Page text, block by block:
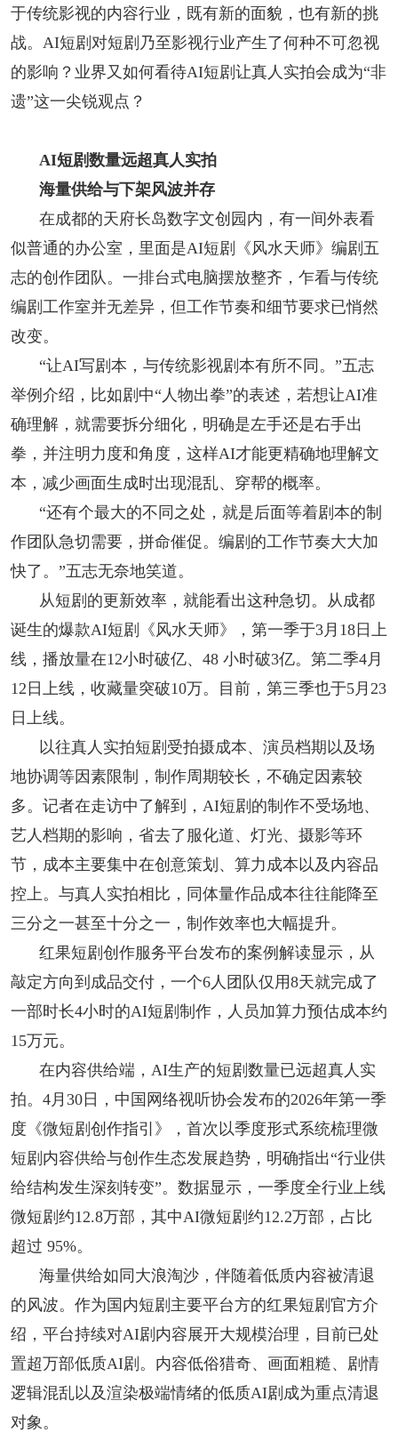
四川文学 星星诗刊 当代文坛 四川作家报
公告公示
人事考试
专题专栏
于传统影视的内容行业，既有新的面貌，也有新的挑
战。AI短剧对短剧乃至影视行业产生了何种不可忽视
的影响？业界又如何看待AI短剧让真人实拍会成为“非
遗”这一尖锐观点？
AI短剧数量远超真人实拍
海量供给与下架风波并存
在成都的天府长岛数字文创园内，有一间外表看
似普通的办公室，里面是AI短剧《风水天师》编剧五
志的创作团队。一排台式电脑摆放整齐，乍看与传统
编剧工作室并无差异，但工作节奏和细节要求已悄然
改变。
“让AI写剧本，与传统影视剧本有所不同。”五志
举例介绍，比如剧中“人物出拳”的表述，若想让AI准
确理解，就需要拆分细化，明确是左手还是右手出
拳，并注明力度和角度，这样AI才能更精确地理解文
本，减少画面生成时出现混乱、穿帮的概率。
“还有个最大的不同之处，就是后面等着剧本的制
作团队急切需要，拼命催促。编剧的工作节奏大大加
快了。”五志无奈地笑道。
从短剧的更新效率，就能看出这种急切。从成都
诞生的爆款AI短剧《风水天师》，第一季于3月18日上
线，播放量在12小时破亿、48 小时破3亿。第二季4月
12日上线，收藏量突破10万。目前，第三季也于5月23
日上线。
以往真人实拍短剧受拍摄成本、演员档期以及场
地协调等因素限制，制作周期较长，不确定因素较
多。记者在走访中了解到，AI短剧的制作不受场地、
艺人档期的影响，省去了服化道、灯光、摄影等环
节，成本主要集中在创意策划、算力成本以及内容品
控上。与真人实拍相比，同体量作品成本往往能降至
三分之一甚至十分之一，制作效率也大幅提升。
红果短剧创作服务平台发布的案例解读显示，从
敲定方向到成品交付，一个6人团队仅用8天就完成了
一部时长4小时的AI短剧制作，人员加算力预估成本约
15万元。
在内容供给端，AI生产的短剧数量已远超真人实
拍。4月30日，中国网络视听协会发布的2026年第一季
度《微短剧创作指引》，首次以季度形式系统梳理微
短剧内容供给与创作生态发展趋势，明确指出“行业供
给结构发生深刻转变”。数据显示，一季度全行业上线
微短剧约12.8万部，其中AI微短剧约12.2万部，占比
超过 95%。
海量供给如同大浪淘沙，伴随着低质内容被清退
的风波。作为国内短剧主要平台方的红果短剧官方介
绍，平台持续对AI剧内容展开大规模治理，目前已处
置超万部低质AI剧。内容低俗猎奇、画面粗糙、剧情
逻辑混乱以及渲染极端情绪的低质AI剧成为重点清退
对象。